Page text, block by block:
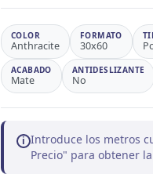
COLOR
Anthracite
FORMATO
30x60
ACABADO
Mate
ANTIDESLIZANTE
No
i Introduce los metros
Precio" para obtener